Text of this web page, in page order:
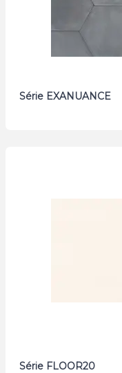
Série EXANUANCE
Série FLOOR20